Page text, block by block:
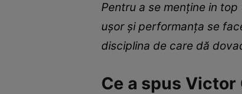
Pentru a se menține in
ușor și performanța se
disciplina de care dă
Ce a spus Victor